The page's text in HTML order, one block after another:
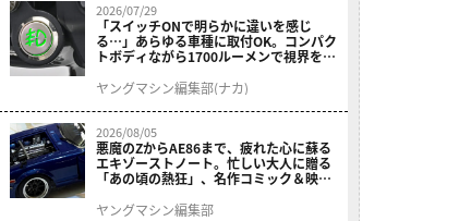
2026/07/29
「スイッチONで明らかに違いを感じ
る…」あらゆる車種に取付OK。コンパク
トボディながら1700ルーメンで視界を確
ニット プレシャスレイ スモール］
ヤングマシン編集部(ナカ)
2026/08/05
悪魔のZからAE86まで、疲れた心に蘇る
エキゾーストノート。忙しい大人に贈る
「あの頃の熱狂」、名作コミック＆映画
結！
ヤングマシン編集部